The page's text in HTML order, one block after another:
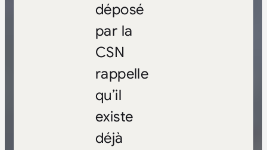
déposé
par la
CSN
rappelle
qu’il
existe
déjà